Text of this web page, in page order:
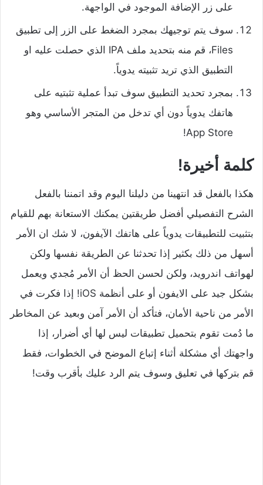
على زر الإضافة الموجود في الواجهة.
سوف يتم توجيهك بمجرد الضغط على الزر إلى تطبيق
Files، قم منه بتحديد ملف IPA الذي حصلت عليه او
التطبيق الذي تريد تثبيته يدوياً.
بمجرد تحديد التطبيق سوف تبدأ عملية تثبتيه على
هاتفك يدوياً دون أي تدخل من المتجر الأساسي وهو
App Store!
كلمة أخيرة!
هكذا بالفعل قد انتهينا من دليلنا اليوم وقد اتمننا بالفعل
الشرح التفصيلي أفضل طريقتين يمكنك الاستعانة بهم للقيام
بتثبيت للتطبيقات يدوياً على هاتفك الآيفون، لا شك ان الأمر
أسهل من ذلك بكثير إذا تحدثنا عن الطريقة نفسها ولكن
لهواتف اندرويد، ولكن لحسن الحظ أن الأمر مُجدي ويعمل
بشكل جيد على الايفون أو على أنظمة iOS! إذا فكرت في
الأمر من ناحية الأمان، فتأكد أن الأمر آمن وبعيد عن المخاطر
ما دُمت تقوم بتحميل تطبيقات ليس لها أي أضرار، إذا
واجهتك أي مشكلة أثناء إتباع الموضح في الخطوات، فقط
قم بتركها في تعليق وسوف يتم الرد عليك بأقرب وقت!